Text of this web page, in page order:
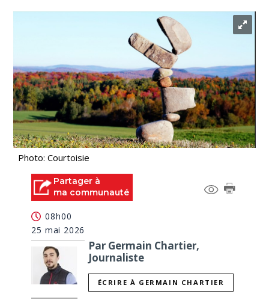
Photo: Courtoisie
Partager à
ma communauté
08h00
25 mai 2026
Par Germain Chartier,
Journaliste
ÉCRIRE À GERMAIN CHARTIER